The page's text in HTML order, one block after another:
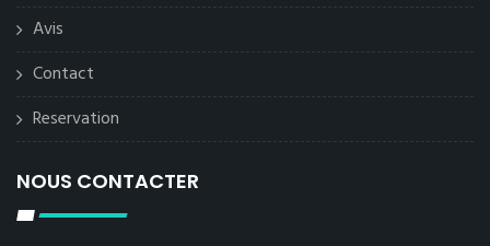
Avis
Contact
Reservation
NOUS CONTACTER